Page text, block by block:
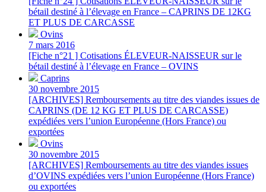
bétail destiné à l’élevage en France – CAPRINS DE 12KG
ET PLUS DE CARCASSE
Ovins
7 mars 2016
[Fiche n°21 ] Cotisations ÉLEVEUR-NAISSEUR sur le
bétail destiné à l’élevage en France – OVINS
Caprins
30 novembre 2015
[ARCHIVES] Remboursements au titre des viandes issues de
CAPRINS (DE 12 KG ET PLUS DE CARCASSE)
expédiées vers l’union Européenne (Hors France) ou
exportées
Ovins
30 novembre 2015
[ARCHIVES] Remboursements au titre des viandes issues
d’OVINS expédiées vers l’union Européenne (Hors France)
ou exportées